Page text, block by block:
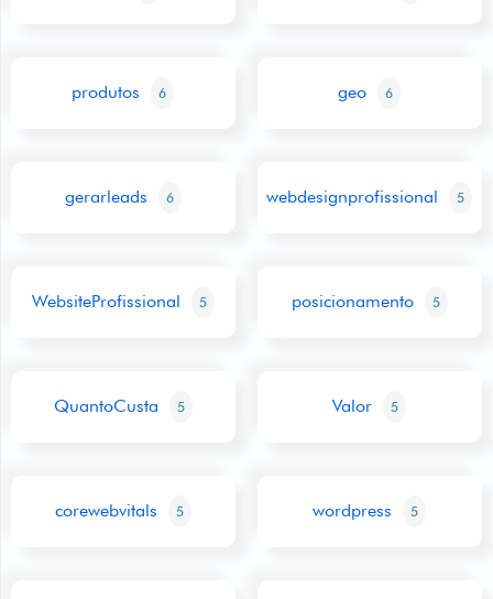
produtos 6 geo 6
gerarleads 6 webdesignprofissional 5
WebsiteProfissional 5 posicionamento 5
QuantoCusta 5 Valor 5
corewebvitals 5 wordpress 5